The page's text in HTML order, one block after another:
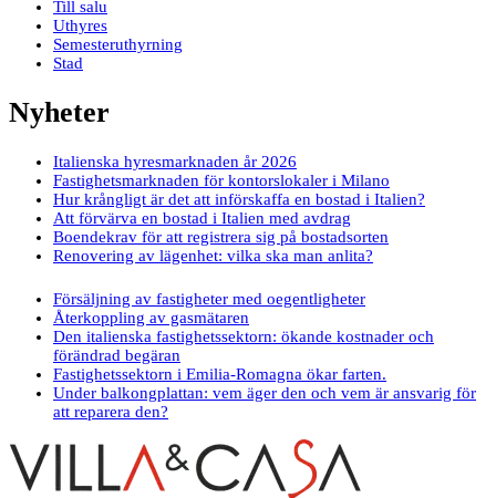
Till salu
Uthyres
Semesteruthyrning
Stad
Nyheter
Italienska hyresmarknaden år 2026
Fastighetsmarknaden för kontorslokaler i Milano
Hur krångligt är det att införskaffa en bostad i Italien?
Att förvärva en bostad i Italien med avdrag
Boendekrav för att registrera sig på bostadsorten
Renovering av lägenhet: vilka ska man anlita?
Försäljning av fastigheter med oegentligheter
Återkoppling av gasmätaren
Den italienska fastighetssektorn: ökande kostnader och
förändrad begäran
Fastighetssektorn i Emilia-Romagna ökar farten.
Under balkongplattan: vem äger den och vem är ansvarig för
att reparera den?